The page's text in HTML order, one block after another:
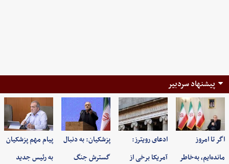
پیشنهاد سردبیر
اگر تا امروز
مانده‌ایم، به‌خاطر
ادعای رویترز:
آمریکا برخی از
پزشکیان: به‌ دنبال
گسترش جنگ
پیام مهم پزشکیان
به رئیس جدید